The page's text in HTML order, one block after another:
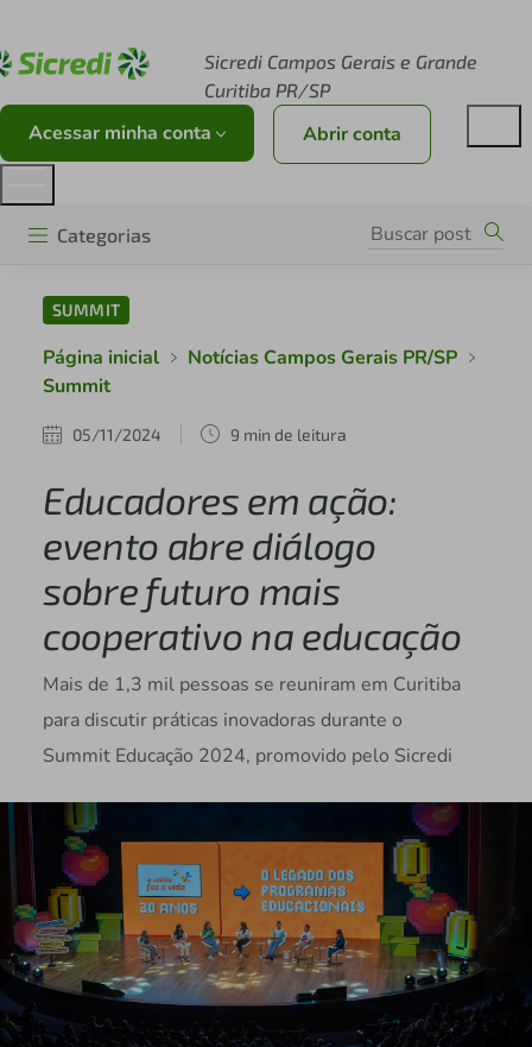
Sicredi Campos Gerais e Grande
Curitiba PR/SP
Acessar minha conta Abrir conta
Categorias
SUMMIT
Página inicial
Notícias Campos Gerais PR/SP
Summit
05/11/2024 9 min de leitura
Educadores em ação:
evento abre diálogo
sobre futuro mais
cooperativo na educação
Mais de 1,3 mil pessoas se reuniram em Curitiba
para discutir práticas inovadoras durante o
Summit Educação 2024, promovido pelo Sicredi